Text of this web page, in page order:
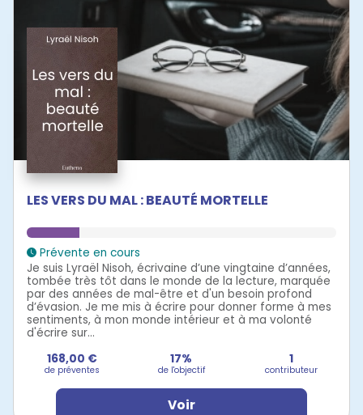
LES VERS DU MAL : BEAUTÉ MORTELLE
Prévente en cours
Je suis Lyraël Nisoh, écrivaine d’une vingtaine d’années,
tombée très tôt dans le monde de la lecture, marquée
par des années de mal-être et d'un besoin profond
d’évasion. Je me mis à écrire pour donner forme à mes
sentiments, à mon monde intérieur et à ma volonté
d'écrire sur...
168,00 €
de préventes
17%
de l'objectif
1
contributeur
Voir